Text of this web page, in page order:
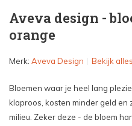
Aveva design -
orange
Merk: Aveva Design Bekijk
Bloemen waar je heel lang
klaproos, kosten minder geld en
milieu. Zeker deze - de bloem